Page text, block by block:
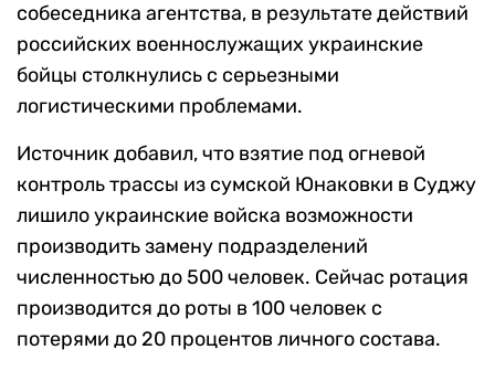
собеседника агентства, в результате действий
российских военнослужащих украинские
бойцы столкнулись с серьезными
логистическими проблемами.
Источник добавил, что взятие под огневой
контроль трассы из сумской Юнаковки в Суджу
лишило украинские войска возможности
производить замену подразделений
численностью до 500 человек. Сейчас ротация
производится до роты в 100 человек с
потерями до 20 процентов личного состава.